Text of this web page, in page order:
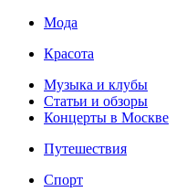
Мода
Красота
Музыка и клубы
Статьи и обзоры
Концерты в Москве
Путешествия
Спорт